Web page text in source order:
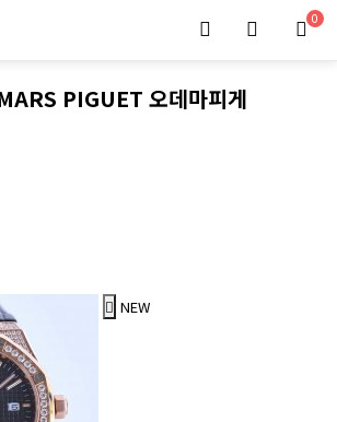
0
PIGUET 오데마피게
NEW